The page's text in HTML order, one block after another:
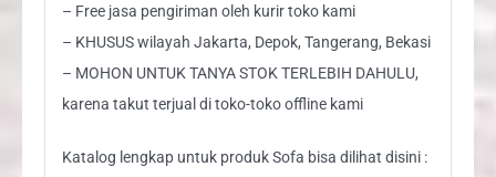
– Free jasa pengiriman oleh kurir toko kami
– KHUSUS wilayah Jakarta, Depok, Tangerang, Bekasi
– MOHON UNTUK TANYA STOK TERLEBIH DAHULU,
karena takut terjual di toko-toko offline kami
Katalog lengkap untuk produk Sofa bisa dilihat disini :